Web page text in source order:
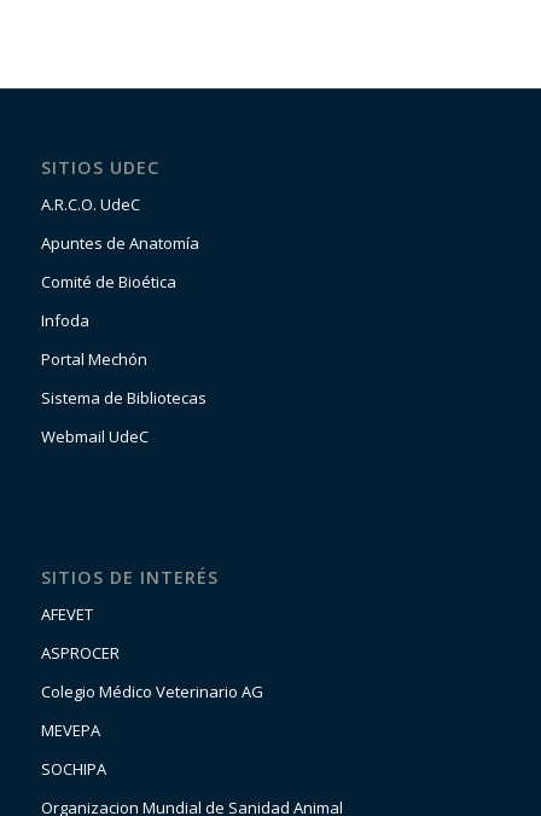
SITIOS UDEC
A.R.C.O. UdeC
Apuntes de Anatomía
Comité de Bioética
Infoda
Portal Mechón
Sistema de Bibliotecas
Webmail UdeC
SITIOS DE INTERÉS
AFEVET
ASPROCER
Colegio Médico Veterinario AG
MEVEPA
SOCHIPA
Organizacion Mundial de Sanidad Animal